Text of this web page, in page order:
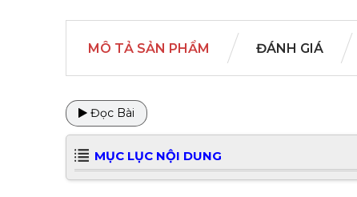
MÔ TẢ SẢN PHẨM ĐÁNH GIÁ
Đọc Bài
MỤC LỤC NỘI DUNG